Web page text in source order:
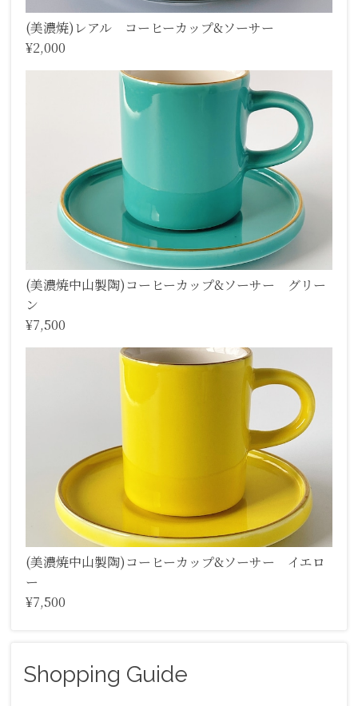
(美濃焼)レアル コーヒーカップ&ソーサー
¥2,000
(美濃焼中山製陶)コーヒーカップ&ソーサー グリー
ン
¥7,500
(美濃焼中山製陶)コーヒーカップ&ソーサー イエロ
ー
¥7,500
Shopping Guide